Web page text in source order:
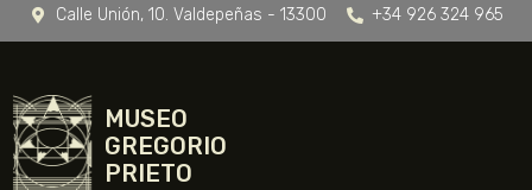
Calle Unión, 10. Valdepeñas - 13300
+34 926 324 965
MUSEO
GREGORIO
PRIETO